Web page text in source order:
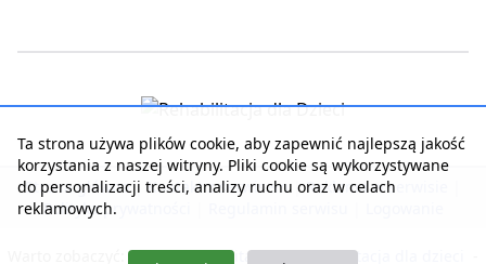
Strona główna | Kontakt z serwisem | Reklama w serwisie
Polityka prywatności
Warto zobaczyć: Nasza rehabilitacja - Rehabilitacja dla dzieci
Ta strona używa plików cookie, aby zapewnić najlepszą jakość
korzystania z naszej witryny. Pliki cookie są wykorzystywane
do personalizacji treści, analizy ruchu oraz w celach
reklamowych.